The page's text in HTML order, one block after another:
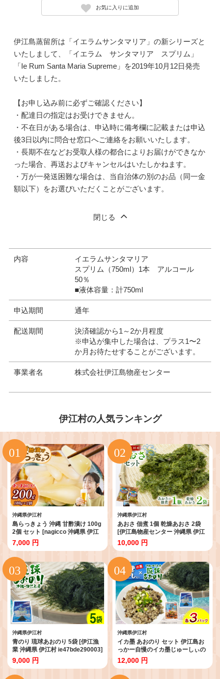
お気に入りに追加
伊江島蒸留所は「イエラムサンタマリア」の新シリーズと
いたしまして、「イエラム サンタマリア スプリム」
「Ie Rum Santa Maria Supreme」を2019年10月12日発売
いたしました。
【お申し込み前に必ずご確認ください】
・配達日の指定はお受けできません。
・不在日がある場合は、申込時に備考欄に記載または申込
後3日以内に問合せ窓口へご連絡をお願いいたします。
・長期不在などお受取人様の都合によりお届けができなか
った場合、再送およびキャンセルはいたしかねます。
・万が一発送困難な場合は、当自治体の別のお品（同一金
額以下）をお選びいただくことがございます。
閉じる
内容
イエラムサンタマリア
スプリム（750ml）1本 アルコール
50％
■液体容量：計750ml
申込期間 通年
配送期間
決済確認から1～2か月程度
※申込が集中した場合は、プラス1〜2
か月お待たせすることがございます。
事業者名 株式会社伊江島物産センター
伊江村の人気ランキング
沖縄県伊江村
島らっきょう 沖縄 甘酢漬け 100g
2個 セット [nagicco 沖縄県 伊江
村 ie47bde420011] らっきょう お
つまみ 伊江島
7,000 円
沖縄県伊江村
あおさ 佃煮 1個 乾燥あおさ 2袋
[伊江島物産センター 沖縄県 伊江
村 ie47bde210010] 海の香り 風味
豊か 天然の旨み ヘルシーおかず
ご飯のおとも 海藻
10,000 円
沖縄県伊江村
青のり 琉球あおのり 5袋 [伊江漁
業 沖縄県 伊江村 ie47bde290003]
あおのり 海産物 お好み焼き 国産
自然 料理 焼きそば
9,000 円
沖縄県伊江村
イカ墨 あおのり セット 伊江島お
っかー自慢のイカ墨じゅーしぃの
素 180g 3パック 琉球あおのり 4g
3パック [伊江漁業 沖縄県 伊江村
ie47bde290002] 青のり イカスミ
12,000 円